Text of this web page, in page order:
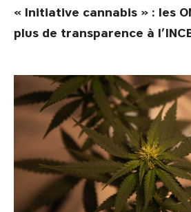
« Initiative cannabis » : les
plus de transparence à